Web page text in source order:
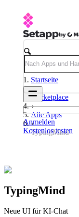
Anmelden
Kostenlos testen
Startseite
Marketplace
Alle Apps
TypingMind
TypingMind
Neue UI für KI-Chat